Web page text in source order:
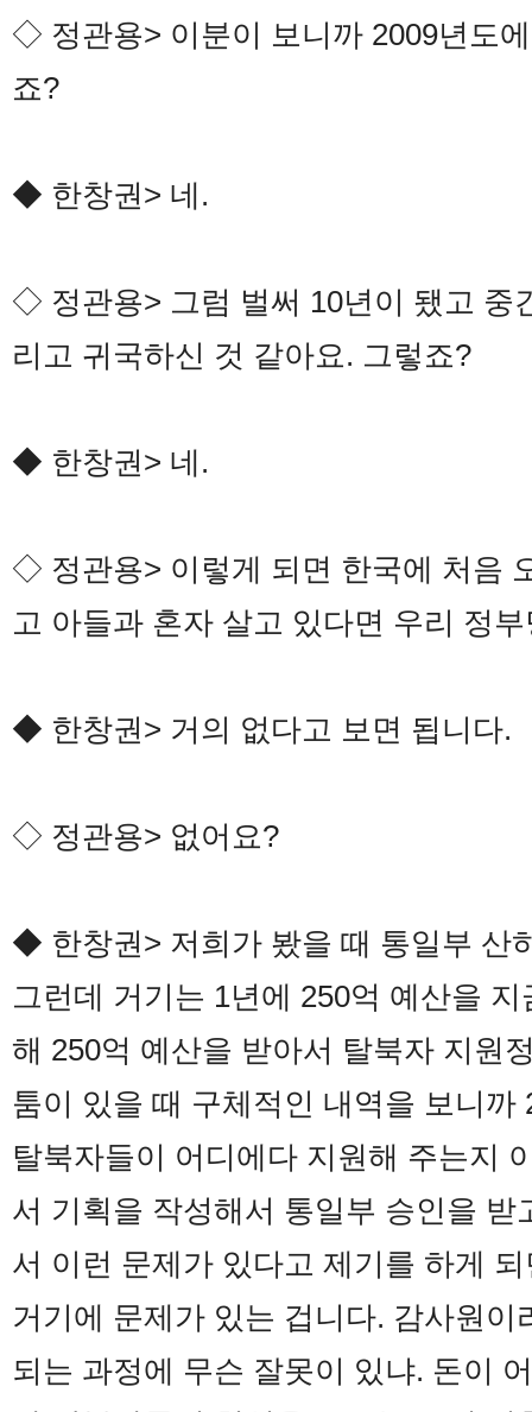
◇ 정관용> 이분이 보니까 2009년도
죠?
◆ 한창권> 네.
◇ 정관용> 그럼 벌써 10년이 됐고 중
리고 귀국하신 것 같아요. 그렇죠?
◆ 한창권> 네.
◇ 정관용> 이렇게 되면 한국에 처음
고 아들과 혼자 살고 있다면 우리 정
◆ 한창권> 거의 없다고 보면 됩니다.
◇ 정관용> 없어요?
◆ 한창권> 저희가 봤을 때 통일부 산
그런데 거기는 1년에 250억 예산을
해 250억 예산을 받아서 탈북자 지원
툼이 있을 때 구체적인 내역을 보니
탈북자들이 어디에다 지원해 주는지
서 기획을 작성해서 통일부 승인을
서 이런 문제가 있다고 제기를 하게
거기에 문제가 있는 겁니다. 감사원
되는 과정에 무슨 잘못이 있냐. 돈이